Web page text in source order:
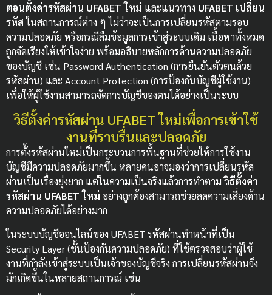
ตอนตั้งค่ารหัสผ่าน UFABET ใหม่ และแนวทาง UFABET เปลี่ยน
รหัสในสถานการณ์ต่าง ๆ ไม่ว่าจะเป็นการเปลี่ยนรหัสตามรอบ
ความปลอดภัย หรือกรณีลืมข้อมูลการเข้าสู่ระบบเดิม เนื้อหาทั้งหมด
ถูกจัดเรียงให้เข้าใจง่าย พร้อมอธิบายหลักการด้านความปลอดภัย
ของบัญชี เช่น Password Authentication (การยืนยันตัวตนด้วย
รหัสผ่าน) และ Account Protection (การป้องกันบัญชีผู้ใช้งาน)
เพื่อให้ผู้ใช้งานสามารถจัดการบัญชีของตนได้อย่างเป็นระบบ
วิธีตั้งค่ารหัสผ่าน UFABET ใหม่เพื่อการเข้าใช้
งานที่ราบรื่นและปลอดภัย
การตั้งรหัสผ่านใหม่เป็นกระบวนการพื้นฐานที่ช่วยให้การใช้งาน
บัญชีมีความปลอดภัยมากขึ้น หลายคนอาจมองว่าการเปลี่ยนรหัส
ผ่านเป็นเรื่องยุ่งยาก แต่ในความเป็นจริงแล้วการทำตามวิธีตั้งค่า
รหัสผ่าน UFABET ใหม่ อย่างถูกต้องสามารถช่วยลดความเสี่ยงด้าน
ความปลอดภัยได้อย่างมาก
ในระบบบัญชีออนไลน์ของ UFABET รหัสผ่านทำหน้าที่เป็น
Security Layer (ชั้นป้องกันความปลอดภัย) ที่ใช้ตรวจสอบว่าผู้ใช้
งานที่กำลังเข้าสู่ระบบเป็นเจ้าของบัญชีจริง การเปลี่ยนรหัสผ่านจึง
มักเกิดขึ้นในหลายสถานการณ์ เช่น